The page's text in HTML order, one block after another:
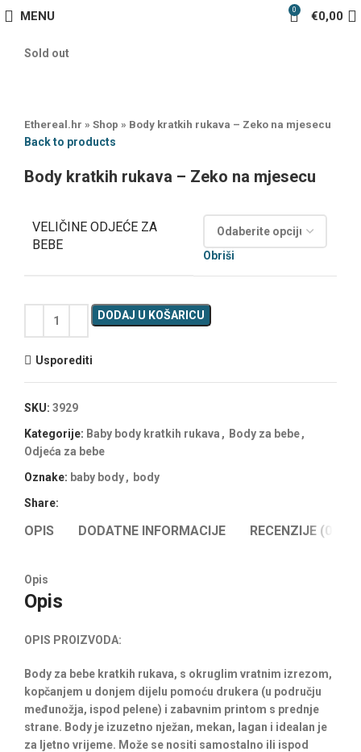
MENU 0 €0,00
Sold out
Ethereal.hr » Shop » Body kratkih rukava – Zeko na mjesecu
Back to products
Body kratkih rukava – Zeko na mjesecu
VELIČINE ODJEĆE ZA
BEBE
Obriši
DODAJ U KOŠARICU
Usporediti
SKU: 3929
Kategorije: Baby body kratkih rukava , Body za bebe,
Odjeća za bebe
Oznake: baby body, body
Share:
OPIS DODATNE INFORMACIJE RECENZIJE (0)
Opis
Opis
OPIS PROIZVODA:
Body za bebe kratkih rukava, s okruglim vratnim izrezom,
kopčanjem u donjem dijelu pomoću drukera (u području
međunožja, ispod pelene) i zabavnim printom s prednje
strane. Body je izuzetno nježan, mekan, lagan i idealan je
za ljetno vrijeme. Može se nositi samostalno ili ispod